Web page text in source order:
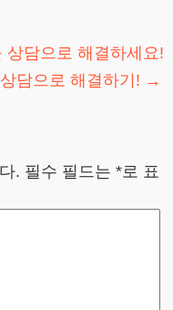
상담으로 해결하세요!
담으로 해결하기! →
. 필수 필드는 *로 표